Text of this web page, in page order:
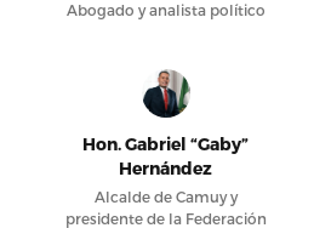
Abogado y analista político
Hon. Gabriel “Gaby”
Hernández
Alcalde de Camuy y
presidente de la Federación